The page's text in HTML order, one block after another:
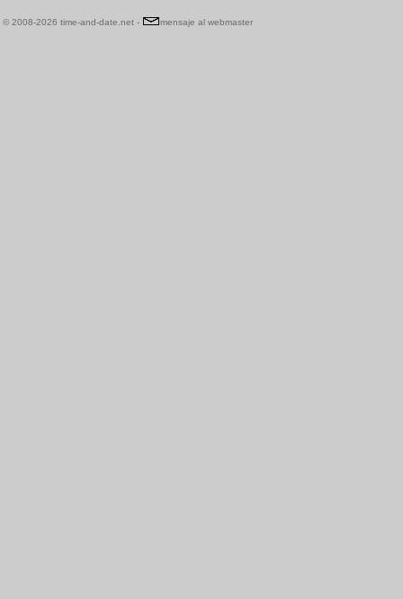
© 2008-2026 time-and-date.net - mensaje al webmaster